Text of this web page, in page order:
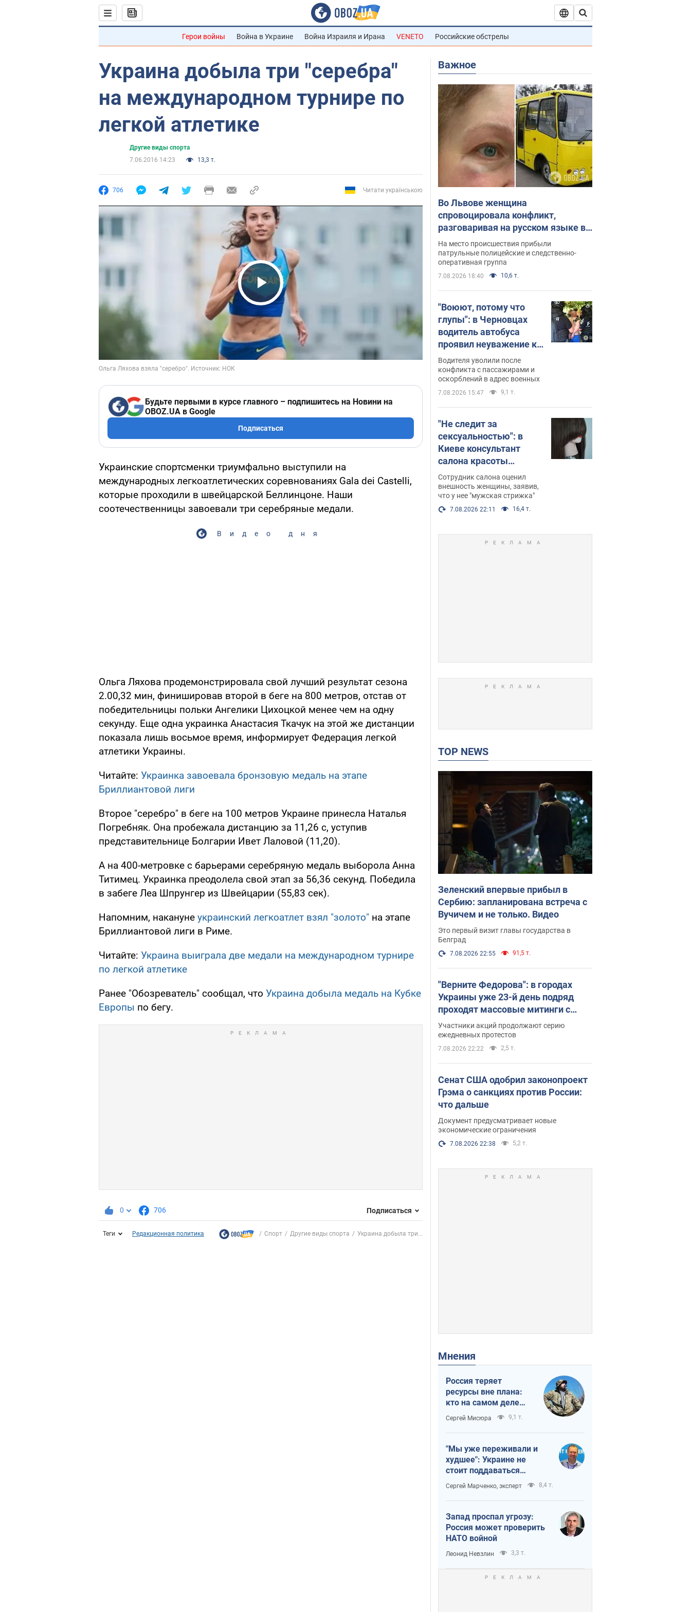
Герои войны Война в Украине Война Израиля и Ирана VENETO Российские обстрелы
Украина добыла три "серебра"
на международном турнире по
легкой атлетике
Другие виды спорта
7.06.2016 14:23
13,3 т.
706 Читати українською
Play Video
Будьте первыми в курсе главного – подпишитесь на Новини на
OBOZ.UA в Google
Подписаться
Украинские спортсменки триумфально выступили на
международных легкоатлетических соревнованиях Gala dei Castelli,
которые проходили в швейцарской Беллинцоне. Наши
соотечественницы завоевали три серебряные медали.
Видео дня
Ольга Ляхова продемонстрировала свой лучший результат сезона
2.00,32 мин, финишировав второй в беге на 800 метров, отстав от
победительницы польки Ангелики Цихоцкой менее чем на одну
секунду. Еще одна украинка Анастасия Ткачук на этой же дистанции
показала лишь восьмое время, информирует Федерация легкой
атлетики Украины.
Читайте: Украинка завоевала бронзовую медаль на этапе
Бриллиантовой лиги
Второе "серебро" в беге на 100 метров Украине принесла Наталья
Погребняк. Она пробежала дистанцию за 11,26 с, уступив
представительнице Болгарии Ивет Лаловой (11,20).
А на 400-метровке с барьерами серебряную медаль выборола Анна
Титимец. Украинка преодолела свой этап за 56,36 секунд. Победила
в забеге Леа Шпрунгер из Швейцарии (55,83 сек).
Напомним, накануне украинский легкоатлет взял "золото" на этапе
Бриллиантовой лиги в Риме.
Читайте: Украина выиграла две медали на международном турнире
по легкой атлетике
Ранее "Обозреватель" сообщал, что Украина добыла медаль на Кубке
Европы по бегу.
0 706 Подписаться
Теги Редакционная политика Спорт Другие виды спорта Украина добыла три...
Важное
Во Львове женщина
спровоцировала конфликт,
разговаривая на русском языке в
маршрутке: полиция составила
административный протокол.
Видео
На место происшествия прибыли
патрульные полицейские и следственно-
оперативная группа
7.08.2026 18:40 10,6 т.
"Воюют, потому что
глупы": в Черновцах
водитель автобуса
проявил неуважение к
украинским военным и
поплатился за это.
Видео
Водителя уволили после
конфликта с пассажирами и
оскорблений в адрес военных
7.08.2026 15:47 9,1 т.
"Не следит за
сексуальностью": в
Киеве консультант
салона красоты
оскорбил женщину
после химиотерапии,
разгорелся скандал.
Фото
Сотрудник салона оценил
внешность женщины, заявив,
что у нее "мужская стрижка"
7.08.2026 22:11 16,4 т.
TOP NEWS
Зеленский впервые прибыл в
Сербию: запланирована встреча с
Вучичем и не только. Видео
Это первый визит главы государства в
Белград
7.08.2026 22:55 91,5 т.
"Верните Федорова": в городах
Украины уже 23-й день подряд
проходят массовые митинги с
плакатами. Фото и видео
Участники акций продолжают серию
ежедневных протестов
7.08.2026 22:22 2,5 т.
Сенат США одобрил законопроект
Грэма о санкциях против России:
что дальше
Документ предусматривает новые
экономические ограничения
7.08.2026 22:38 5,2 т.
Мнения
Россия теряет
ресурсы вне плана:
кто на самом деле
диктует темп войны
Сергей Мисюра 9,1 т.
"Мы уже переживали и
худшее": Украине не
стоит поддаваться
отчаянию из-за
ракетного террора
Сергей Марченко, эксперт 8,4 т.
Запад проспал угрозу:
Россия может проверить
НАТО войной
Леонид Невзлин 3,3 т.